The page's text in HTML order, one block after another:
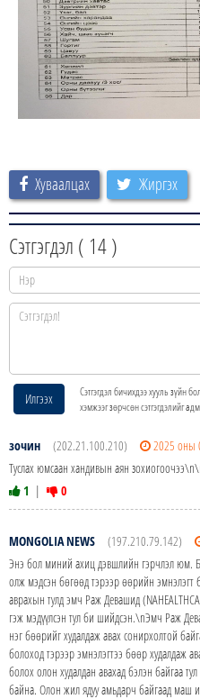
Хуваалцах Жиргэх
Сэтгэгдэл ( 14)
Илгээх
Сэтгэгдэл бичихдээ хууль зүйн
хэмжээг зөрчсөн сэтгэгдэлийг
зочин (202.21.100.210)
2025 оны
Туслах юмсаан хандивын аян
1 | 0
MONGOLIA NEWS (197.210.79.142)
Энэ бол миний ахиц дэвшлийн гэрчлэл юм.
олж мэдсэн бөгөөд тэрээр өөрийн
аврахын тулд эмч Раж Девашид
гэж мэдүүлсэн тул би шийдсэн.\nЭмч Раж
нэг бөөрийг худалдаж авах сонирхолтой
болоход тэрээр эмнэлэгтээ бөөр худалдаж
болох олон худалдан авахад бэлэн байгаа
байна. Олон жил ядуу амьдарч байгаад маш